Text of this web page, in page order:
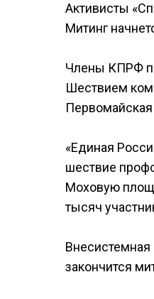
Активисты
Митинг
Члены КПРФ
Шествием
Первомайская
«Единая
шествие
Моховую
тысяч
закончится